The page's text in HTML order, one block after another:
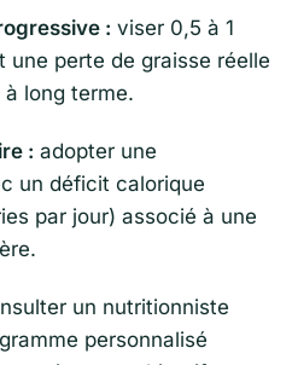
: viser 0,5 à 1
une perte de graisse réelle
long terme.
: adopter une
un déficit calorique
par jour) associé à une
un nutritionniste
personnalisé